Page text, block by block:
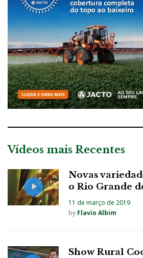
Vídeos mais Recentes
Novas
o Rio Grande
11 de março de 2019
by Flavio Albim
Show Rural